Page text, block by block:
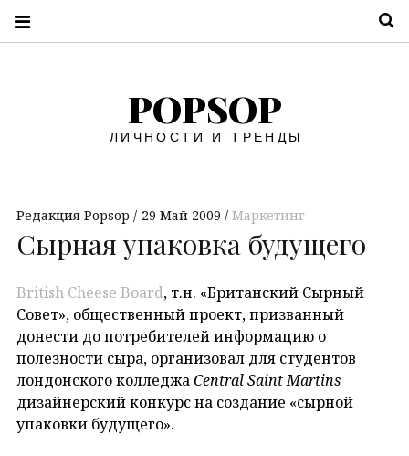
POPSOP
ЛИЧНОСТИ И ТРЕНДЫ
Редакция Popsop 29 Май 2009 Маркетинг
Сырная упаковка будущего
British Cheese Board, т.н. «Британский Сырный
Совет», общественный проект, призванный
донести до потребителей информацию о
полезности сыра, организовал для студентов
лондонского колледжаCentral Saint Martins
дизайнерский конкурс на создание «сырной
упаковки будущего».